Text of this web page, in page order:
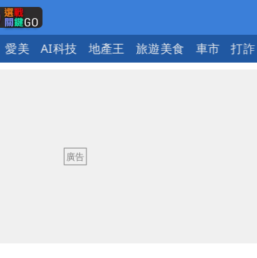
愛美 AI科技 地產王 旅遊美食 車市 打詐